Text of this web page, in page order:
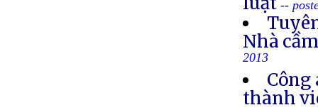
--
Nhà
2013
thành